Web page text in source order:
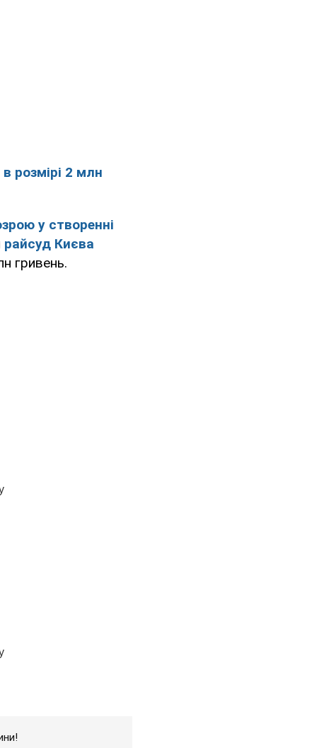
розмірі 2 млн
у створенні
райсуд Києва
гривень.